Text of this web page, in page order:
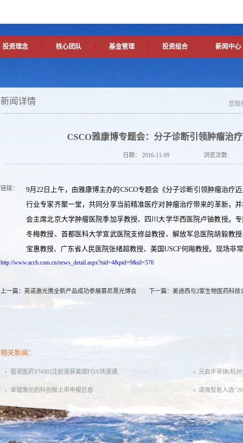
投资理念 核心团队 基金管理 投资组合 新闻中心
新闻详情 您现
CSCO雅康博专题会：分子诊断引领肿瘤治
日期： 2016-11-09 浏览次数:
9月22日上午，由雅康博主办的CSCO专题会《分子诊断引领肿瘤治疗
行业专家齐聚一堂，共同分享当前精准医疗对肿瘤治疗带来的革新，
会主席北京大学肿瘤医院季加孚教授、四川大学华西医院卢铀教授。
冬梅教授、首都医科大学宣武医院支修益教授、解放军总医院胡毅教
宝惠教授、广东省人民医院张绪超教授、美国USCF何飚教授。现场非
链接：
http://www.accb.com.cn/news_detail.aspx?nid=4&pid=9&id=576
上一篇： 英诺激光携全新产品成功参展慕尼黑光博会 下一篇： 美迪西与2家生物医药科技
相关新闻：
茵诺医药YN003注射液获美国FDA快速通
道认定，用于治疗脑胶质瘤（含胶质母细
胞瘤）
2026 - 07-28 元启半导体(杭
元 PreB轮融资
卓镭激光的科创板上市申报信息 2026 - 07 清微智能入选